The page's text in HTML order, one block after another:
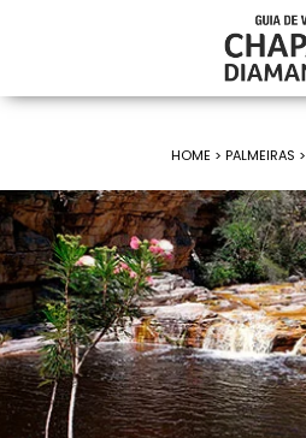
HOME > PALMEIRAS >